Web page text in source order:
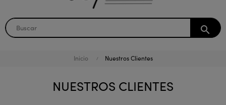
search
Inicio Nuestros Clientes
NUESTROS CLIENTES